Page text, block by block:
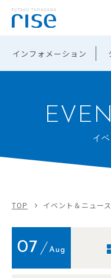
インフォメーション
イ
TOP イベント＆ニュース
07 Aug